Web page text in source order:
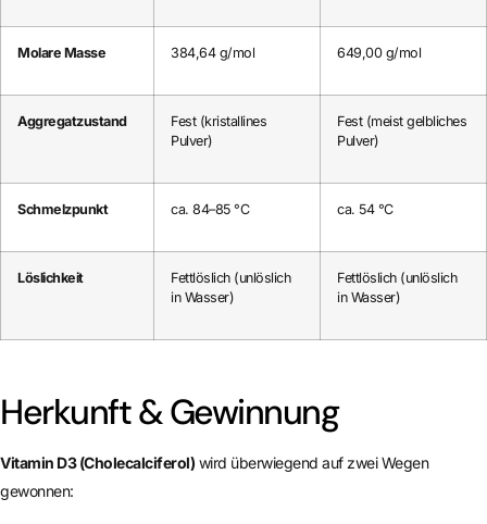
Molare Masse 384,64 g/mol 649,00 g/mol
Aggregatzustand
Fest (kristallines
Pulver)
Fest (meist gelbliches
Pulver)
Schmelzpunkt ca. 84–85 °C ca. 54 °C
Löslichkeit
Fettlöslich (unlöslich
in Wasser)
Fettlöslich (unlöslich
in Wasser)
Herkunft & Gewinnung
Vitamin D3 (Cholecalciferol) wird überwiegend auf zwei Wegen
gewonnen: